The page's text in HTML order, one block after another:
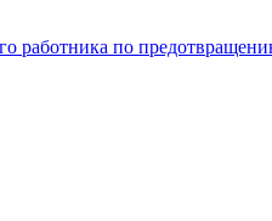
работника по